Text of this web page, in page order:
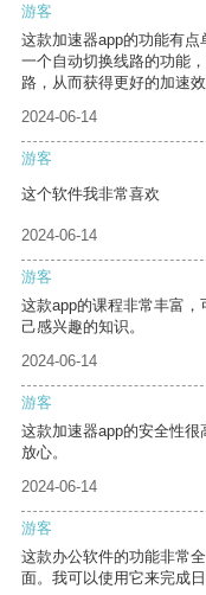
游客
这款加速器app的功能有
一个自动切换线路的功能
路，从而获得更好的加速效
2024-06-14
游客
这个软件我非常喜欢
2024-06-14
游客
这款app的课程非常丰富
己感兴趣的知识。
2024-06-14
游客
这款加速器app的安全性
放心。
2024-06-14
游客
这款办公软件的功能非常
面。我可以使用它来完成